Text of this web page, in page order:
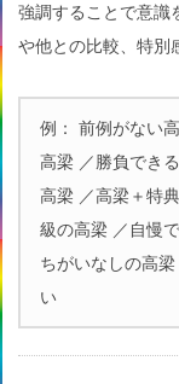
強調することで意識
や他との比較、特別
例： 前例がない
高梁 ／勝負でき
高梁 ／高梁＋特
級の高梁 ／自慢
ちがいなしの高
い